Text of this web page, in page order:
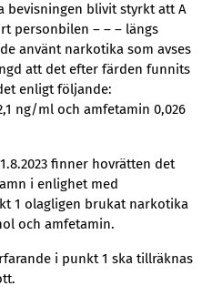
bevisningen blivit styrkt att A
personbilen – – – längs
använt narkotika som avses
att det efter färden funnits
enligt följande:
ng/ml och amfetamin 0,026
finner hovrätten det
i enlighet med
1 olagligen brukat narkotika
och amfetamin.
i punkt 1 ska tillräknas